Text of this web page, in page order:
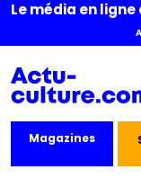
Le média en
Magazines